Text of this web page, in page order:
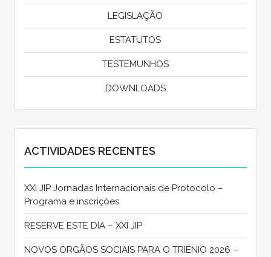
LEGISLAÇÃO
ESTATUTOS
TESTEMUNHOS
DOWNLOADS
ACTIVIDADES RECENTES
XXI JIP Jornadas Internacionais de Protocolo –
Programa e inscrições
RESERVE ESTE DIA – XXI JIP
NOVOS ORGÃOS SOCIAIS PARA O TRIÉNIO 2026 –